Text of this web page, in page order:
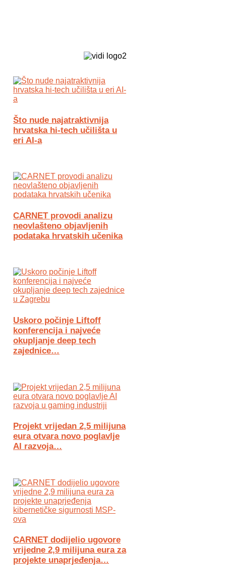
Što nude najatraktivnija
hrvatska hi-tech učilišta u
eri AI-a
CARNET provodi analizu
neovlašteno objavljenih
podataka hrvatskih učenika
Uskoro počinje Liftoff
konferencija i najveće
okupljanje deep tech
zajednice…
Projekt vrijedan 2,5 milijuna
eura otvara novo poglavlje
AI razvoja…
CARNET dodijelio ugovore
vrijedne 2,9 milijuna eura za
projekte unaprjeđenja…